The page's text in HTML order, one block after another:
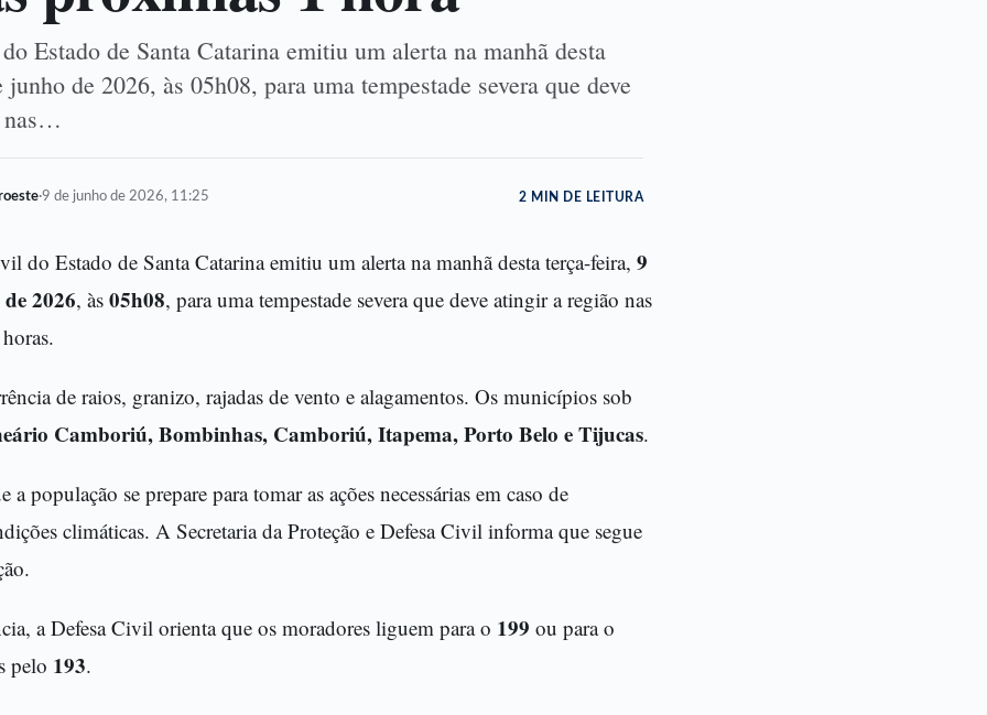
Estado de Santa Catarina emitiu um alerta na manhã desta
de 2026, às 05h08, para uma tempestade severa que deve
nas…
·9 de junho de 2026, 11:25 2 MIN DE LEITURA
do Estado de Santa Catarina emitiu um alerta na manhã desta terça-feira, 9
2026, às 05h08, para uma tempestade severa que deve atingir a região nas
de raios, granizo, rajadas de vento e alagamentos. Os municípios sob
Camboriú, Bombinhas, Camboriú, Itapema, Porto Belo e Tijucas.
a população se prepare para tomar as ações necessárias em caso de
climáticas. A Secretaria da Proteção e Defesa Civil informa que segue
a Defesa Civil orienta que os moradores liguem para o 199 ou para o
pelo 193.